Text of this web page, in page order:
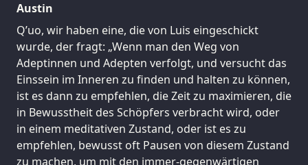
Austin
Q’uo, wir haben eine, die von Luis eingeschickt
wurde, der fragt: „Wenn man den Weg von
Adeptinnen und Adepten verfolgt, und versucht das
Einssein im Inneren zu finden und halten zu können,
ist es dann zu empfehlen, die Zeit zu maximieren, die
in Bewusstheit des Schöpfers verbracht wird, oder
in einem meditativen Zustand, oder ist es zu
empfehlen, bewusst oft Pausen von diesem Zustand
zu machen, um mit den immer-gegenwärtigen